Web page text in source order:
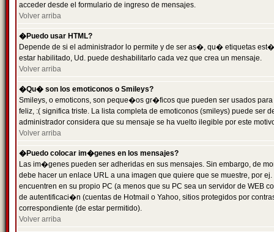
acceder desde el formulario de ingreso de mensajes.
Volver arriba
�Puedo usar HTML?
Depende de si el administrador lo permite y de ser as�, qu� etiquetas
estar habilitado, Ud. puede deshabilitarlo cada vez que crea un mensaje.
Volver arriba
�Qu� son los emoticonos o Smileys?
Smileys, o emoticons, son peque�os gr�ficos que pueden ser usados
feliz, :( significa triste. La lista completa de emoticonos (smileys) puede
administrador considera que su mensaje se ha vuelto ilegible por este
Volver arriba
�Puedo colocar im�genes en los mensajes?
Las im�genes pueden ser adheridas en sus mensajes. Sin embargo, de
debe hacer un enlace URL a una imagen que quiere que se muestre, por
encuentren en su propio PC (a menos que su PC sea un servidor de
de autentificaci�n (cuentas de Hotmail o Yahoo, sitios protegidos por
correspondiente (de estar permitido).
Volver arriba